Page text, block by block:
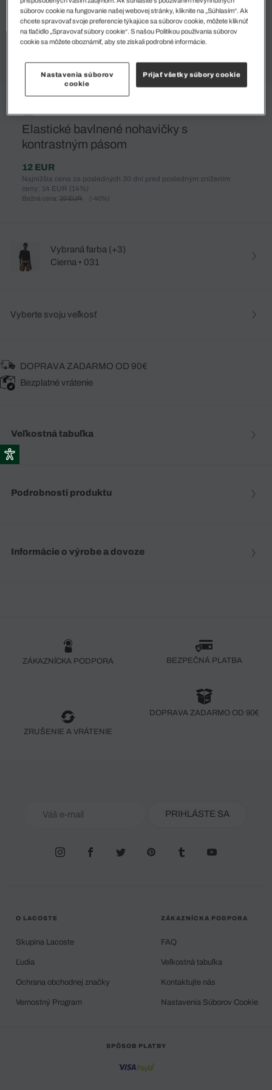
Elastické bavlnené nohavičky s
kontrastným pásom
12 EUR
Najnižšia cena za posledných 30 dní pred posledným znížením
ceny: 14 EUR (14%)
Bežná cena: 20 EUR (-40%)
Vybraná farba (+3)
Cierna • 031
Vyberte svoju veľkosť
DOPRAVA ZADARMO OD 90€
Bezplatné vrátenie
Veľkostná tabuľka
Podrobnosti produktu
Informácie o výrobe a dovoze
ZÁKAZNÍCKA PODPORA BEZPEČNÁ PLATBA
ZRUŠENIE A VRÁTENIE
DOPRAVA ZADARMO OD 90€
PRIHLÁSTE SA
O LACOSTE
Skupina Lacoste
Ľudia
Ochrana obchodnej značky
Vernostný Program
ZÁKAZNÍCKA PODPORA
FAQ
Veľkostná tabuľka
Kontaktujte nás
Nastavenia Súborov Cookie
SPÔSOB PLATBY
súborov cookie na fungovanie našej webovej stránky, kliknite na „Súhlasím“. Ak
chcete spravovať svoje preferencie týkajúce sa súborov cookie, môžete kliknúť
na tlačidlo „Spravovať súbory cookie“. S našou Politikou používania súborov
cookie sa môžete oboznámiť, aby ste získali podrobné informácie.
Nastavenia súborov
cookie
Prijať všetky súbory cookie